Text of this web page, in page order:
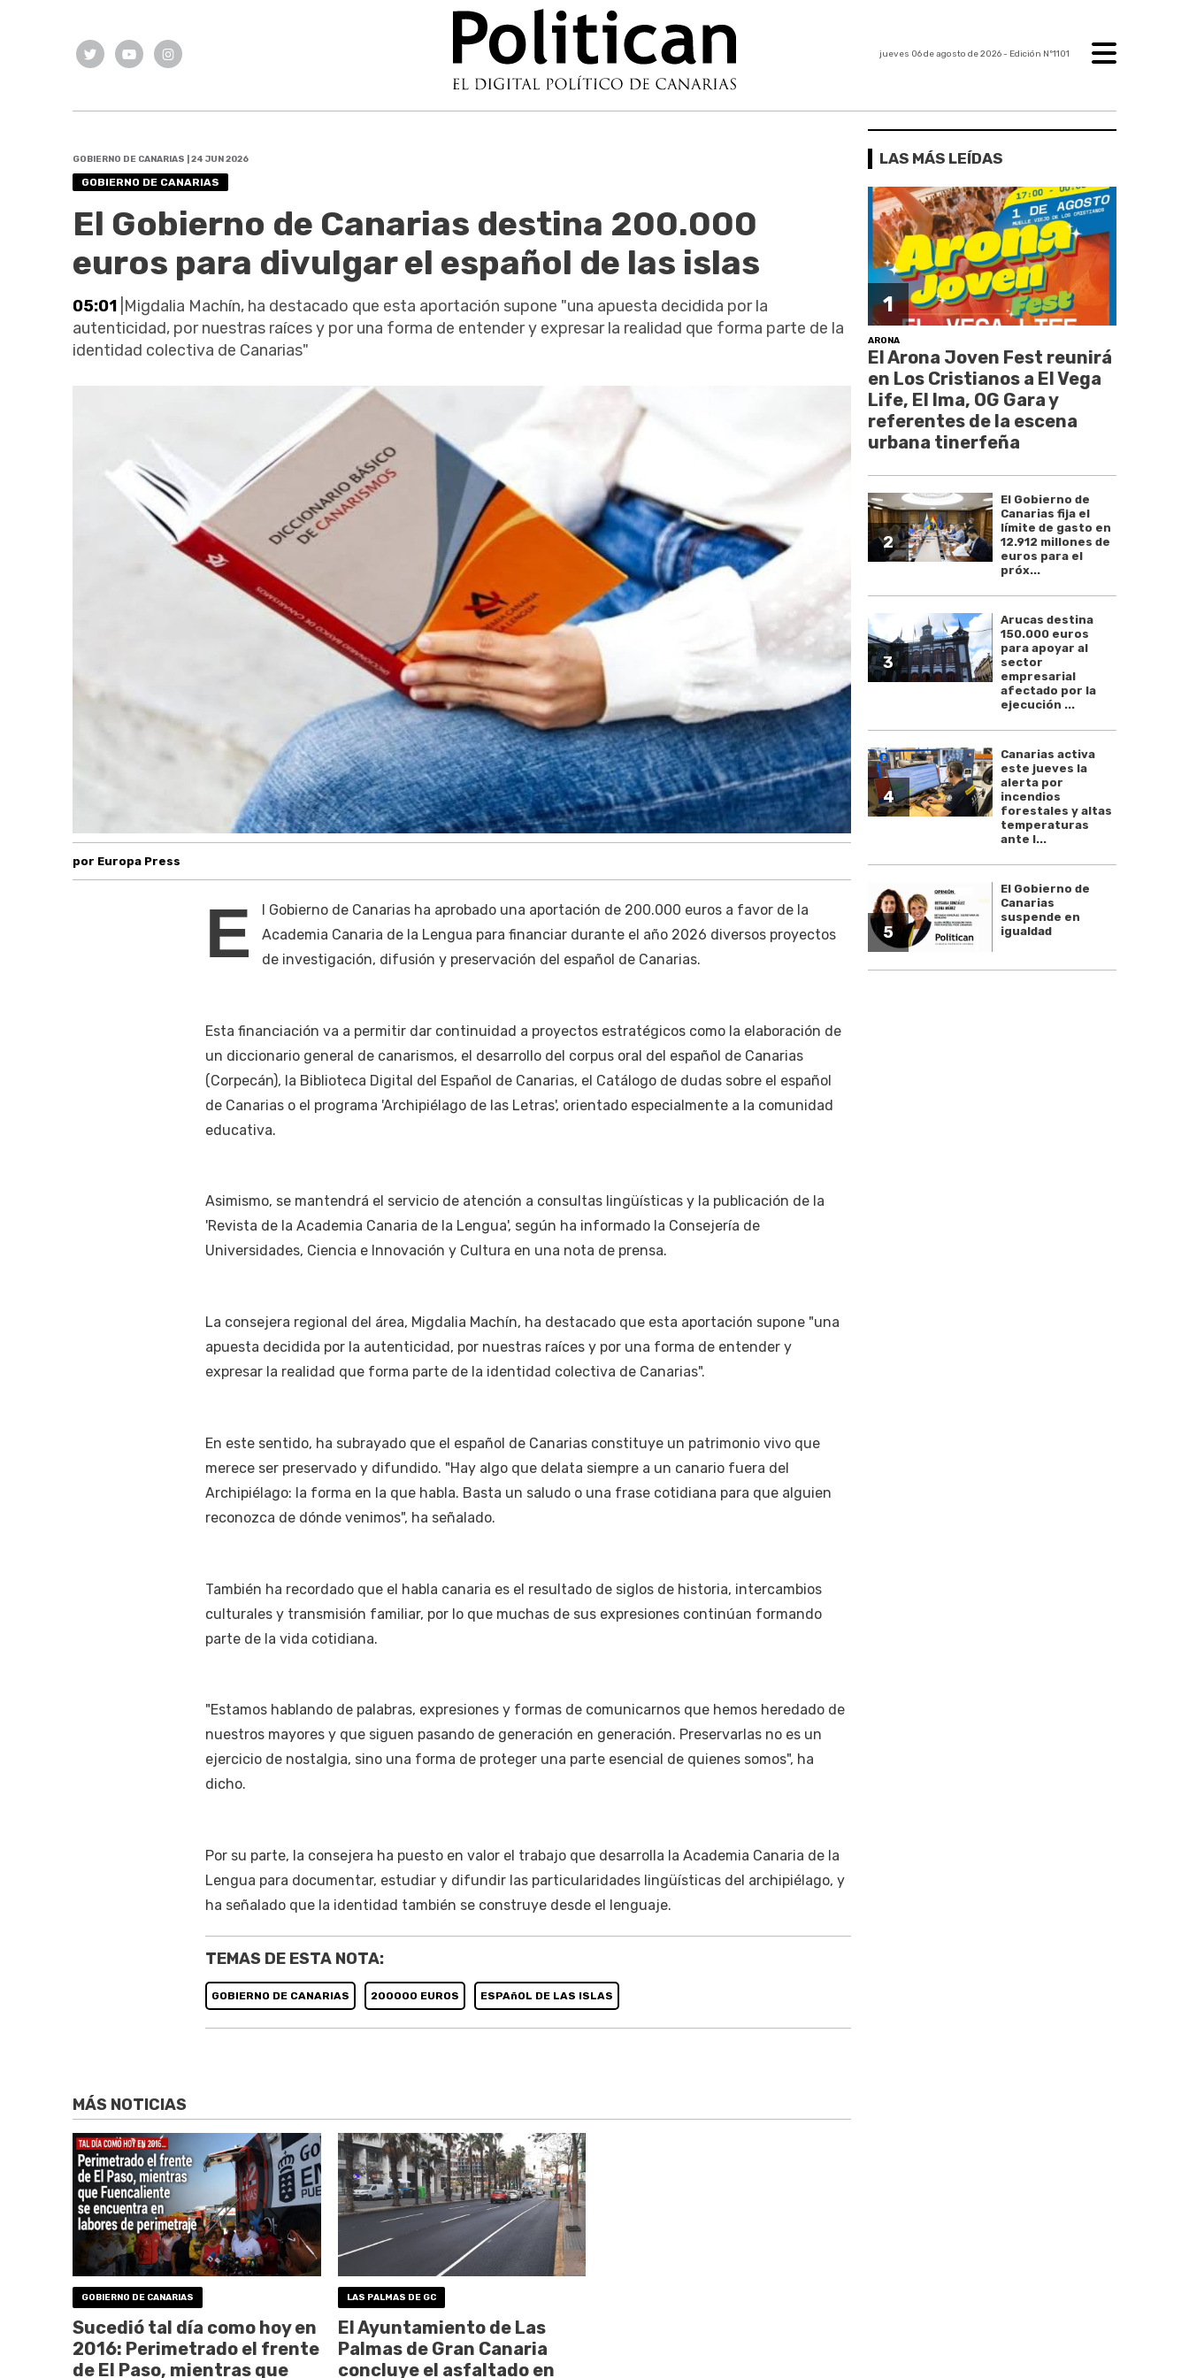
jueves 06 de agosto de 2026- Edición Nº1101
GOBIERNO DE CANARIAS | 24 JUN 2026
GOBIERNO DE CANARIAS
El Gobierno de Canarias destina 200.000
euros para divulgar el español de las islas
05:01 |Migdalia Machín, ha destacado que esta aportación supone "una apuesta decidida por la
autenticidad, por nuestras raíces y por una forma de entender y expresar la realidad que forma parte de la
identidad colectiva de Canarias"
por Europa Press
E
l Gobierno de Canarias ha aprobado una aportación de 200.000 euros a favor de la
Academia Canaria de la Lengua para financiar durante el año 2026 diversos proyectos
de investigación, difusión y preservación del español de Canarias.
Esta financiación va a permitir dar continuidad a proyectos estratégicos como la elaboración de
un diccionario general de canarismos, el desarrollo del corpus oral del español de Canarias
(Corpecán), la Biblioteca Digital del Español de Canarias, el Catálogo de dudas sobre el español
de Canarias o el programa 'Archipiélago de las Letras', orientado especialmente a la comunidad
educativa.
Asimismo, se mantendrá el servicio de atención a consultas lingüísticas y la publicación de la
'Revista de la Academia Canaria de la Lengua', según ha informado la Consejería de
Universidades, Ciencia e Innovación y Cultura en una nota de prensa.
La consejera regional del área, Migdalia Machín, ha destacado que esta aportación supone "una
apuesta decidida por la autenticidad, por nuestras raíces y por una forma de entender y
expresar la realidad que forma parte de la identidad colectiva de Canarias".
En este sentido, ha subrayado que el español de Canarias constituye un patrimonio vivo que
merece ser preservado y difundido. "Hay algo que delata siempre a un canario fuera del
Archipiélago: la forma en la que habla. Basta un saludo o una frase cotidiana para que alguien
reconozca de dónde venimos", ha señalado.
También ha recordado que el habla canaria es el resultado de siglos de historia, intercambios
culturales y transmisión familiar, por lo que muchas de sus expresiones continúan formando
parte de la vida cotidiana.
"Estamos hablando de palabras, expresiones y formas de comunicarnos que hemos heredado de
nuestros mayores y que siguen pasando de generación en generación. Preservarlas no es un
ejercicio de nostalgia, sino una forma de proteger una parte esencial de quienes somos", ha
dicho.
Por su parte, la consejera ha puesto en valor el trabajo que desarrolla la Academia Canaria de la
Lengua para documentar, estudiar y difundir las particularidades lingüísticas del archipiélago, y
ha señalado que la identidad también se construye desde el lenguaje.
TEMAS DE ESTA NOTA:
GOBIERNO DE CANARIAS 200000 EUROS ESPAñOL DE LAS ISLAS
MÁS NOTICIAS
GOBIERNO DE CANARIAS
Sucedió tal día como hoy en
2016: Perimetrado el frente
de El Paso, mientras que
LAS PALMAS DE GC
El Ayuntamiento de Las
Palmas de Gran Canaria
concluye el asfaltado en
LAS MÁS LEÍDAS
1
ARONA
El Arona Joven Fest reunirá
en Los Cristianos a El Vega
Life, El Ima, OG Gara y
referentes de la escena
urbana tinerfeña
2
El Gobierno de
Canarias fija el
límite de gasto en
12.912 millones de
euros para el
próx...
3
Arucas destina
150.000 euros
para apoyar al
sector
empresarial
afectado por la
ejecución ...
4
Canarias activa
este jueves la
alerta por
incendios
forestales y altas
temperaturas
ante l...
5
El Gobierno de
Canarias
suspende en
igualdad